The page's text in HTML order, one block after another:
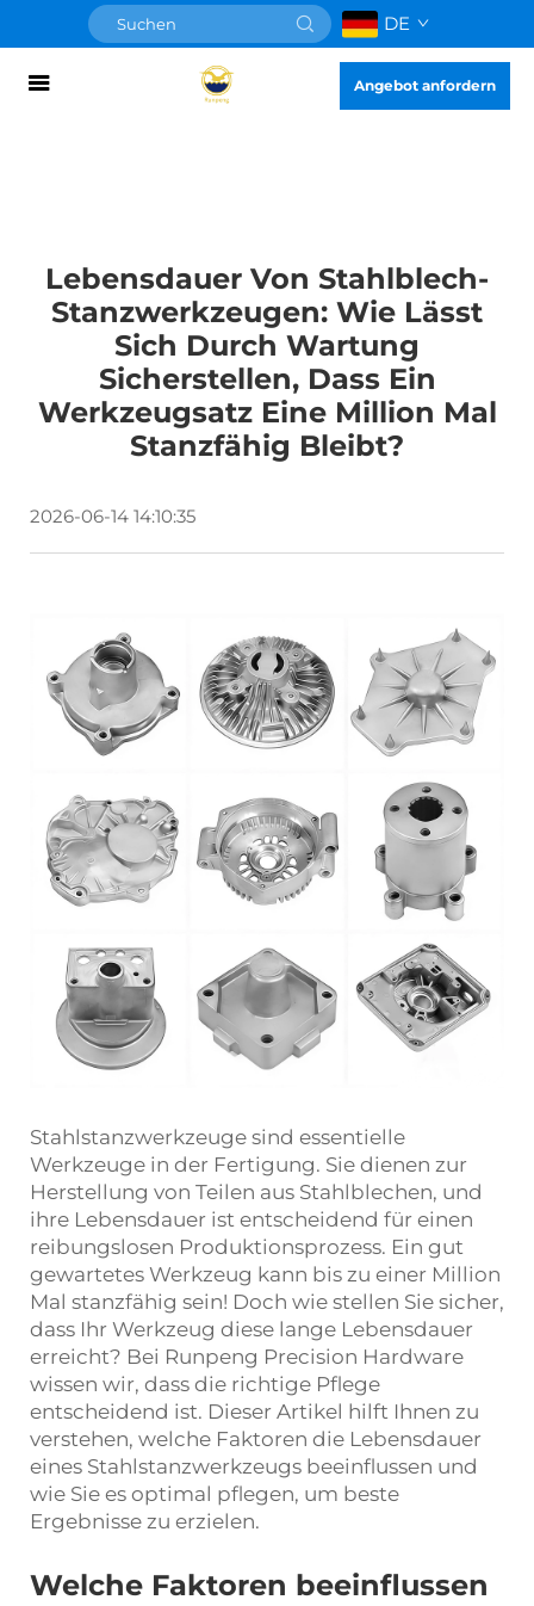
DE
Angebot anfordern
Lebensdauer Von Stahlblech-
Stanzwerkzeugen: Wie Lässt
Sich Durch Wartung
Sicherstellen, Dass Ein
Werkzeugsatz Eine Million Mal
Stanzfähig Bleibt?
2026-06-14 14:10:35
Stahlstanzwerkzeuge sind essentielle
Werkzeuge in der Fertigung. Sie dienen zur
Herstellung von Teilen aus Stahlblechen, und
ihre Lebensdauer ist entscheidend für einen
reibungslosen Produktionsprozess. Ein gut
gewartetes Werkzeug kann bis zu einer Million
Mal stanzfähig sein! Doch wie stellen Sie sicher,
dass Ihr Werkzeug diese lange Lebensdauer
erreicht? Bei Runpeng Precision Hardware
wissen wir, dass die richtige Pflege
entscheidend ist. Dieser Artikel hilft Ihnen zu
verstehen, welche Faktoren die Lebensdauer
eines Stahlstanzwerkzeugs beeinflussen und
wie Sie es optimal pflegen, um beste
Ergebnisse zu erzielen.
Welche Faktoren beeinflussen